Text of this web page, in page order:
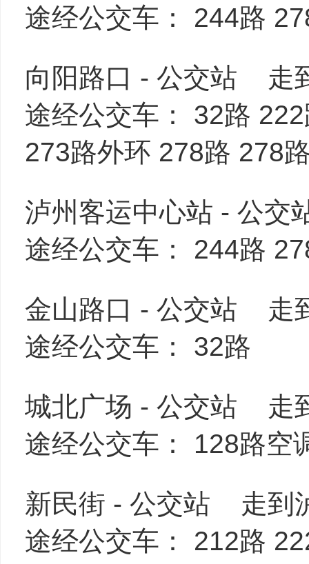
途经公交车： 244路
向阳路口 - 公交站 走
途经公交车： 32路
273路外环 278路 278
泸州客运中心站 - 公
途经公交车： 244路
金山路口 - 公交站 走
途经公交车： 32路
城北广场 - 公交站 走
途经公交车： 128路空
新民街 - 公交站 走到
途经公交车： 212路